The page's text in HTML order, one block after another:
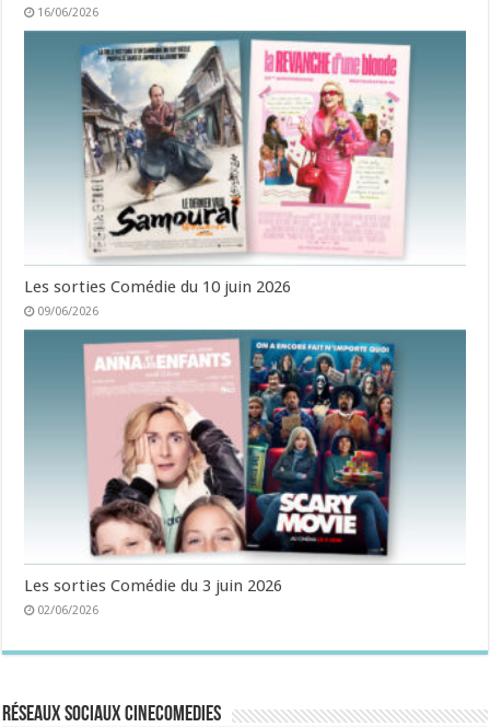
16/06/2026
Les sorties Comédie du 10 juin 2026
09/06/2026
Les sorties Comédie du 3 juin 2026
02/06/2026
Réseaux sociaux CineComedies